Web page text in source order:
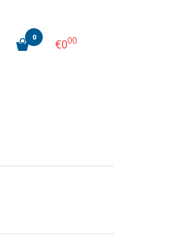
0 €000